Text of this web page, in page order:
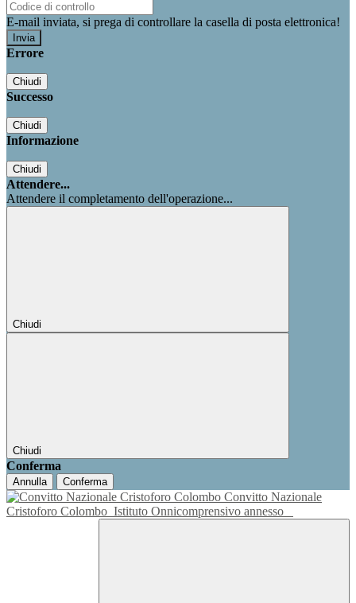
E-mail inviata, si prega di controllare la casella di posta elettronica!
Errore
Chiudi
Successo
Chiudi
Informazione
Chiudi
Attendere...
Attendere il completamento dell'operazione...
Chiudi
Chiudi
Conferma
Annulla Conferma
Convitto Nazionale
Cristoforo Colombo Istituto Onnicomprensivo annesso